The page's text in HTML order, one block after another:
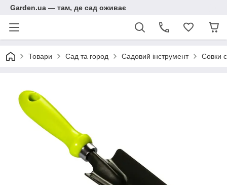
Garden.ua — там, де сад оживає
Товари Сад та город Садовий інструмент Совки